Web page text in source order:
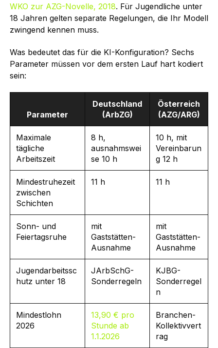
WKO zur AZG-Novelle, 2018. Für Jugendliche unter
18 Jahren gelten separate Regelungen, die Ihr Modell
zwingend kennen muss.
Was bedeutet das für die KI-Konfiguration? Sechs
Parameter müssen vor dem ersten Lauf hart kodiert
sein:
Parameter
Deutschland
(ArbZG)
Österreich
(AZG/ARG)
Maximale
tägliche
Arbeitszeit
8 h,
ausnahmswei
se 10 h
10 h, mit
Vereinbarun
g 12 h
Mindestruhezeit
zwischen
Schichten
11 h 11 h
Sonn- und
Feiertagsruhe
mit
Gaststätten-
Ausnahme
mit
Gaststätten-
Ausnahme
Jugendarbeitssc
hutz unter 18
JArbSchG-
Sonderregeln
KJBG-
Sonderregel
n
Mindestlohn
2026
13,90 € pro
Stunde ab
1.1.2026
Branchen-
Kollektivvert
rag